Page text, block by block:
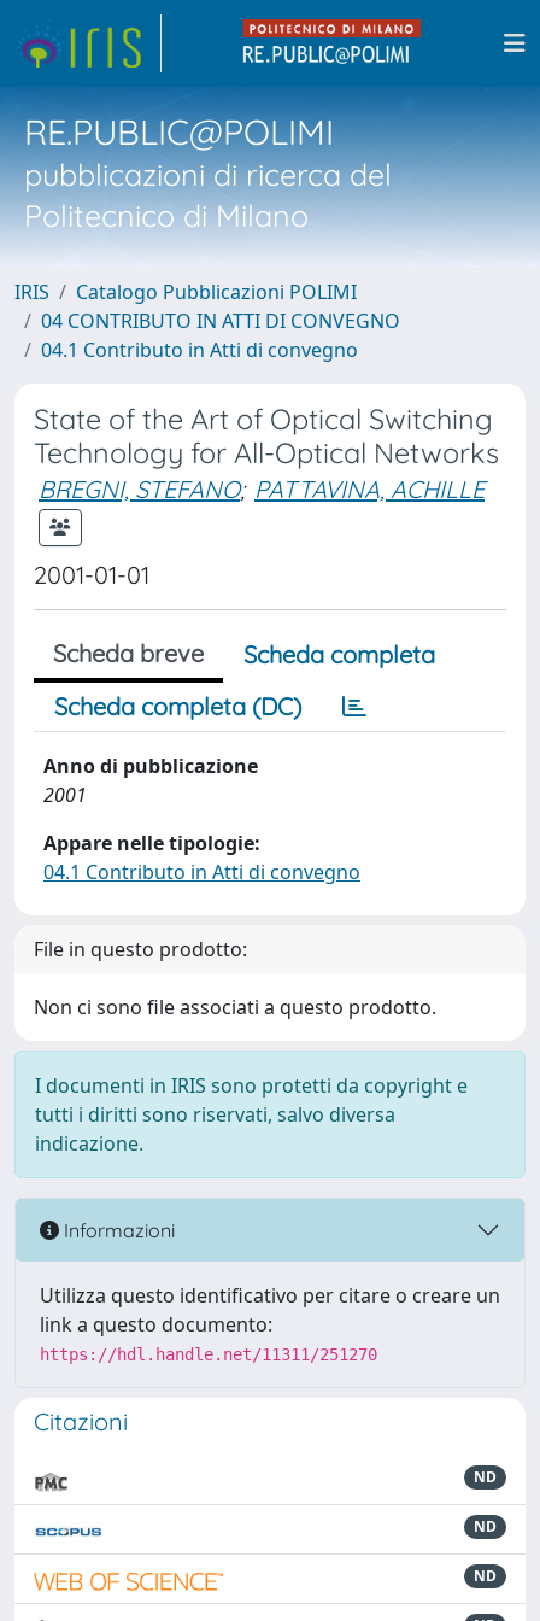
RE.PUBLIC@POLIMI
pubblicazioni di ricerca del
Politecnico di Milano
IRIS
Catalogo Pubblicazioni POLIMI
04 CONTRIBUTO IN ATTI DI CONVEGNO
04.1 Contributo in Atti di convegno
State of the Art of Optical Switching
Technology for All-Optical Networks
BREGNI, STEFANO; PATTAVINA, ACHILLE
2001-01-01
Scheda breve
Scheda completa
Scheda completa (DC)
Anno di pubblicazione
2001
Appare nelle tipologie:
04.1 Contributo in Atti di convegno
File in questo prodotto:
Non ci sono file associati a questo prodotto.
I documenti in IRIS sono protetti da copyright e
tutti i diritti sono riservati, salvo diversa
indicazione.
Informazioni
Utilizza questo identificativo per citare o creare un
link a questo documento:
https://hdl.handle.net/11311/251270
Citazioni
ND
ND
ND